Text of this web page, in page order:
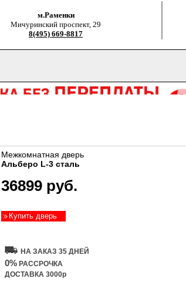
м.Раменки
Мичуринский проспект, 29
8(495) 669-8817
Межкомнатная дверь
Альберо L-3 сталь
36899 руб.
Купить дверь
НА ЗАКАЗ 35 ДНЕЙ
0% РАССРОЧКА
ДОСТАВКА 3000р